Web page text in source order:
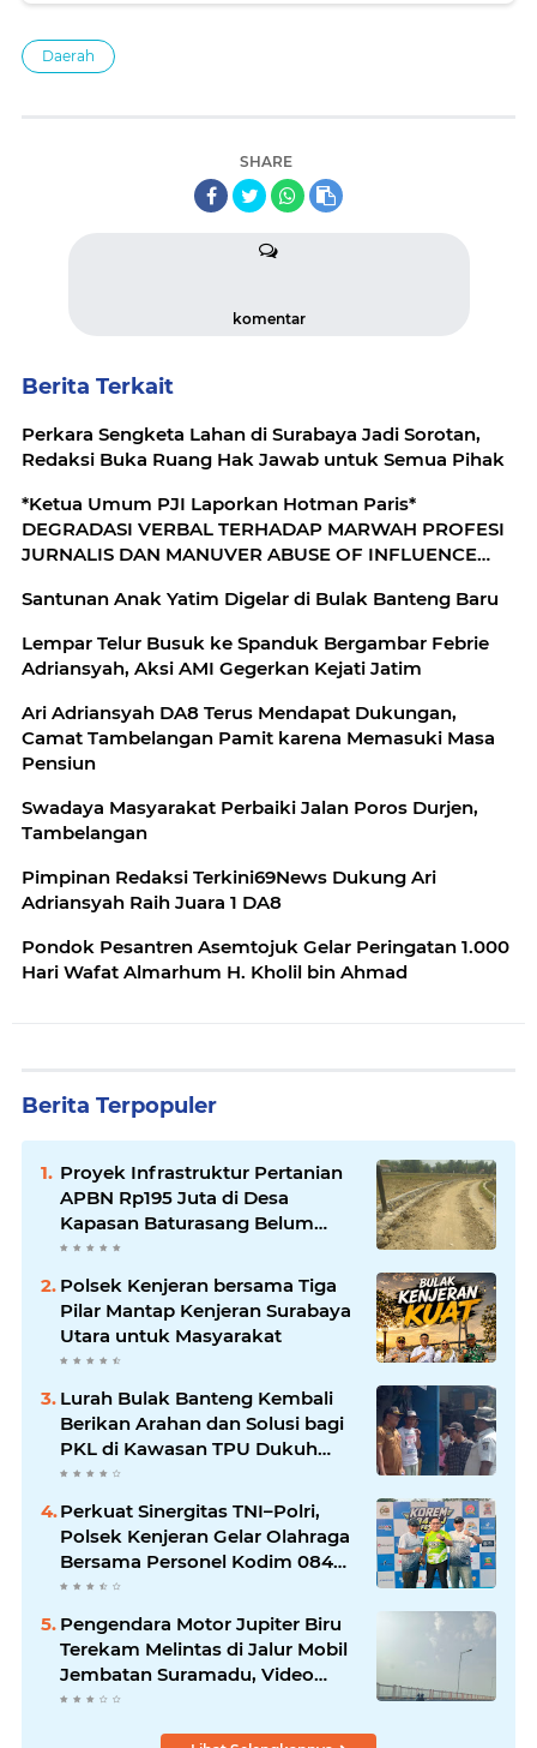
Daerah
SHARE
komentar
Berita Terkait
Perkara Sengketa Lahan di Surabaya Jadi Sorotan,
Redaksi Buka Ruang Hak Jawab untuk Semua Pihak
*Ketua Umum PJI Laporkan Hotman Paris*
DEGRADASI VERBAL TERHADAP MARWAH PROFESI
JURNALIS DAN MANUVER ABUSE OF INFLUENCE
Santunan Anak Yatim Digelar di Bulak Banteng Baru
Lempar Telur Busuk ke Spanduk Bergambar Febrie
Adriansyah, Aksi AMI Gegerkan Kejati Jatim
Ari Adriansyah DA8 Terus Mendapat Dukungan,
Camat Tambelangan Pamit karena Memasuki Masa
Pensiun
Swadaya Masyarakat Perbaiki Jalan Poros Durjen,
Tambelangan
Pimpinan Redaksi Terkini69News Dukung Ari
Adriansyah Raih Juara 1 DA8
Pondok Pesantren Asemtojuk Gelar Peringatan 1.000
Hari Wafat Almarhum H. Kholil bin Ahmad
Berita Terpopuler
Proyek Infrastruktur Pertanian
APBN Rp195 Juta di Desa
Kapasan Baturasang Belum
Temui Titik Terang, Warga Minta
Pemkab Sampang Bertindak
Polsek Kenjeran bersama Tiga
Pilar Mantap Kenjeran Surabaya
Utara untuk Masyarakat
Lurah Bulak Banteng Kembali
Berikan Arahan dan Solusi bagi
PKL di Kawasan TPU Dukuh
Bulak Banteng Surabaya
Perkuat Sinergitas TNI–Polri,
Polsek Kenjeran Gelar Olahraga
Bersama Personel Kodim 084
Kenjeran
Pengendara Motor Jupiter Biru
Terekam Melintas di Jalur Mobil
Jembatan Suramadu, Video
Viral